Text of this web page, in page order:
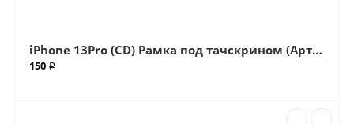
iPhone 13Pro (CD) Рамка под тачскрином (Артик.ГС-49)
150 ₽